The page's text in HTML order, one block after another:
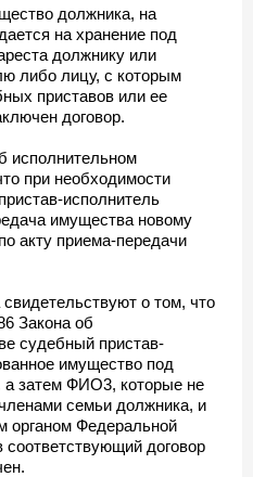
должника, на
на хранение под
должнику или
либо лицу, с которым
приставов или ее
договор.
исполнительном
при необходимости
исполнитель
имущества новому
акту приема-передачи
о том, что
Закона об
судебный пристав-
имущество под
затем ФИО3, которые не
семьи должника, и
органом Федеральной
договор